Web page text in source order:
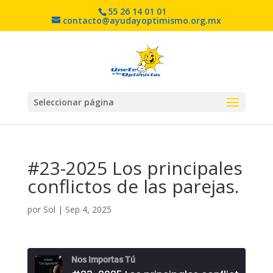
55 26 14 01 01
contacto@ayudayoptimismo.org.mx
Seleccionar página
#23-2025 Los principales
conflictos de las parejas.
por Sol | Sep 4, 2025
Nos Importas Tú